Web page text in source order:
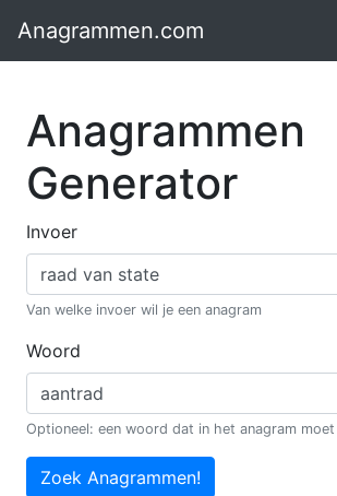
Anagrammen
Generator
Invoer
Van welke invoer wil je een anagram
Woord
Optioneel: een woord dat in het anagram
Zoek Anagrammen!
Anagrammen.com